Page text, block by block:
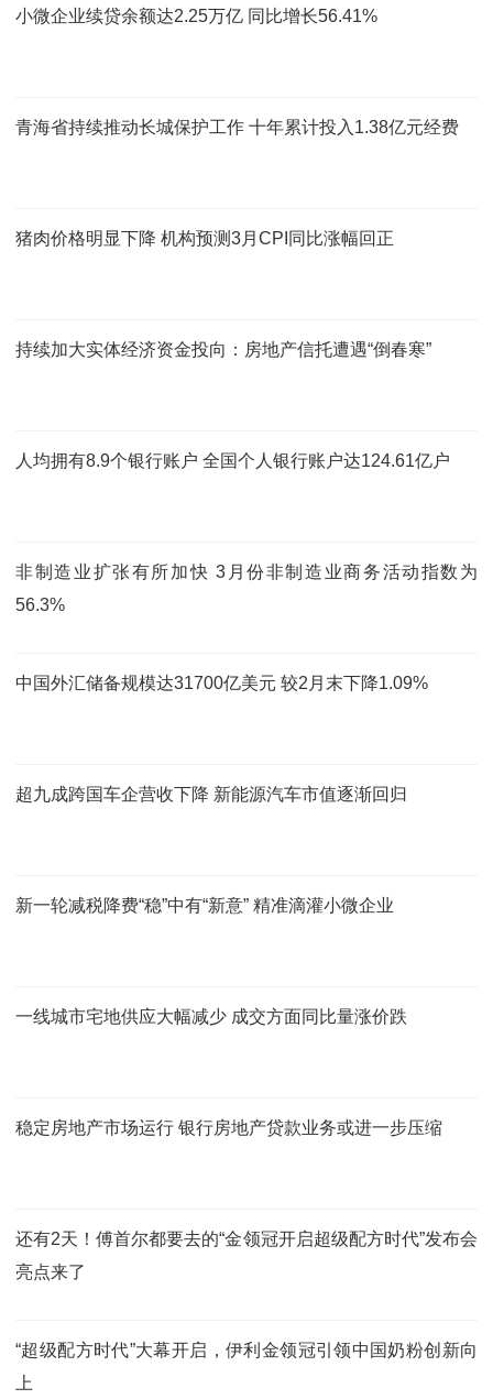
小微企业续贷余额达2.25万亿 同比增长56.41%
青海省持续推动长城保护工作 十年累计投入1.38亿元经费
猪肉价格明显下降 机构预测3月CPI同比涨幅回正
持续加大实体经济资金投向：房地产信托遭遇“倒春寒”
人均拥有8.9个银行账户 全国个人银行账户达124.61亿户
非制造业扩张有所加快 3月份非制造业商务活动指数为
56.3%
中国外汇储备规模达31700亿美元 较2月末下降1.09%
超九成跨国车企营收下降 新能源汽车市值逐渐回归
新一轮减税降费“稳”中有“新意” 精准滴灌小微企业
一线城市宅地供应大幅减少 成交方面同比量涨价跌
稳定房地产市场运行 银行房地产贷款业务或进一步压缩
还有2天！傅首尔都要去的“金领冠开启超级配方时代”发布会
亮点来了
“超级配方时代”大幕开启，伊利金领冠引领中国奶粉创新向
上